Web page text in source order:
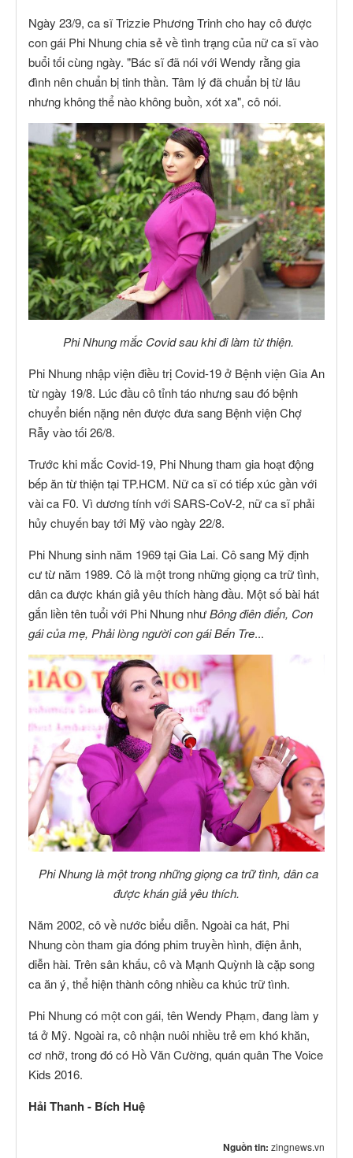
Ngày 23/9, ca sĩ Trizzie Phương Trinh cho hay cô được
con gái Phi Nhung chia sẻ về tình trạng của nữ ca sĩ vào
buổi tối cùng ngày. "Bác sĩ đã nói với Wendy rằng gia
đình nên chuẩn bị tinh thần. Tâm lý đã chuẩn bị từ lâu
nhưng không thể nào không buồn, xót xa", cô nói.
Phi Nhung mắc Covid sau khi đi làm từ thiện.
Phi Nhung nhập viện điều trị Covid-19 ở Bệnh viện Gia An
từ ngày 19/8. Lúc đầu cô tỉnh táo nhưng sau đó bệnh
chuyển biến nặng nên được đưa sang Bệnh viện Chợ
Rẫy vào tối 26/8.
Trước khi mắc Covid-19, Phi Nhung tham gia hoạt động
bếp ăn từ thiện tại TP.HCM. Nữ ca sĩ có tiếp xúc gần với
vài ca F0. Vì dương tính với SARS-CoV-2, nữ ca sĩ phải
hủy chuyến bay tới Mỹ vào ngày 22/8.
Phi Nhung sinh năm 1969 tại Gia Lai. Cô sang Mỹ định
cư từ năm 1989. Cô là một trong những giọng ca trữ tình,
dân ca được khán giả yêu thích hàng đầu. Một số bài hát
gắn liền tên tuổi với Phi Nhung nhưBông điên điển, Con
gái của mẹ, Phải lòng người con gái Bến Tre...
Phi Nhung là một trong những giọng ca trữ tình, dân ca
được khán giả yêu thích.
Năm 2002, cô về nước biểu diễn. Ngoài ca hát, Phi
Nhung còn tham gia đóng phim truyền hình, điện ảnh,
diễn hài. Trên sân khấu, cô và Mạnh Quỳnh là cặp song
ca ăn ý, thể hiện thành công nhiều ca khúc trữ tình.
Phi Nhung có một con gái, tên Wendy Phạm, đang làm y
tá ở Mỹ. Ngoài ra, cô nhận nuôi nhiều trẻ em khó khăn,
cơ nhỡ, trong đó có Hồ Văn Cường, quán quân The Voice
Kids 2016.
Hải Thanh - Bích Huệ
Nguồn tin: zingnews.vn